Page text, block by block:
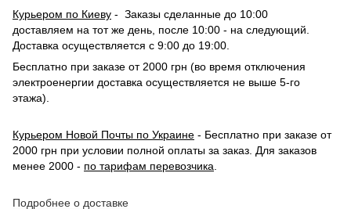
Курьером по Киеву - Заказы сделанные до 10:00
доставляем на тот же день, после 10:00 - на следующий.
Доставка осуществляется с 9:00 до 19:00.
Бесплатно при заказе от 2000 грн (во время отключения
электроенергии доставка осуществляется не выше 5-го
этажа).
Курьером Новой Почты по Украине - Бесплатно при заказе от
2000 грн при условии полной оплаты за заказ. Для заказов
менее 2000 - по тарифам перевозчика
Подробнее о доставке